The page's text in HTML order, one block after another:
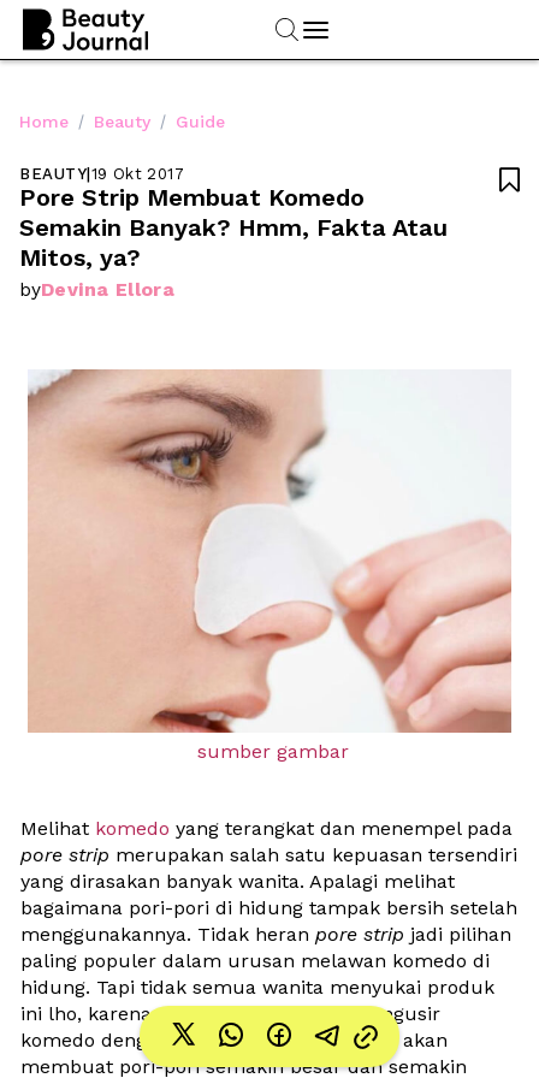
Home / Beauty / Guide
BEAUTY|19 Okt 2017
Pore Strip Membuat Komedo
Semakin Banyak? Hmm, Fakta Atau
Mitos, ya?
byDevina Ellora

sumber gambar
Melihat komedo
pore strip merupakan salah satu kepuasan tersendiri
yang dirasakan banyak wanita. Apalagi melihat
bagaimana pori-pori di hidung tampak bersih setelah
menggunakannya. Tidak heran pore strip jadi pilihan
paling populer dalam urusan melawan komedo di
hidung. Tapi tidak semua wanita menyukai produk
ini lho, karena ada anggapan kalau mengusir
komedo dengan cara menariknya malah akan
membuat pori-pori semakin besar dan semakin